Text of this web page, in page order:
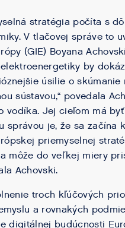
stratégia počíta s
V tlačovej správe to
(GIE) Boyana
by
úsilie o
sústavou,“ povedala
vodíka. Jej cieľom má
správou je, že sa
priemyselnej
môže do veľkej miery
Achovski.
troch kľúčových
a rovnakých
digitálnej budúcnosti